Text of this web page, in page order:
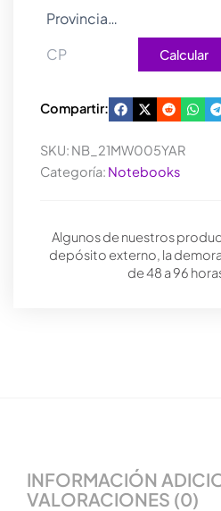
Calcular
Compartir:
SKU: NB_21MW005YAR
Categoría: Notebooks
Algunos de nuestros
depósito externo, la
de 48 a 96
INFORMACIÓN
VALORACIONES (0)